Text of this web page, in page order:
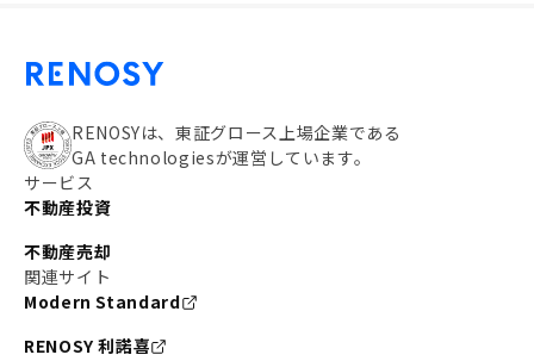
RENOSYは、東証グロース上場企業である
GA technologiesが運営しています。
サービス
不動産投資
不動産売却
関連サイト
Modern Standard
RENOSY 利諾喜